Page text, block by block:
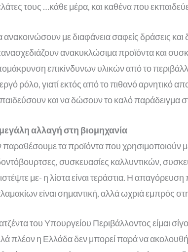
τους …κάθε μέρα, και καθένα που
ανακοινώσουν με διαφάνεια σαφείς δράσεις
ανακυκλώσιμα προϊόντα και
επικίνδυνων υλικών από το
ρόλο, γιατί εκτός από το πιθανό αρνητικό
και να δώσουν το καλό παράδειγμα
αλλαγή στη βιομηχανία
παραθέσουμε τα προϊόντα που
συσκευασίες καλλυντικών,
με- η λίστα είναι τεράστια. Η
είναι σημαντική, αλλά ωχριά εμπρός
του Υπουργείου Περιβάλλοντος είμαι
πλέον η Ελλάδα δεν μπορεί παρά να